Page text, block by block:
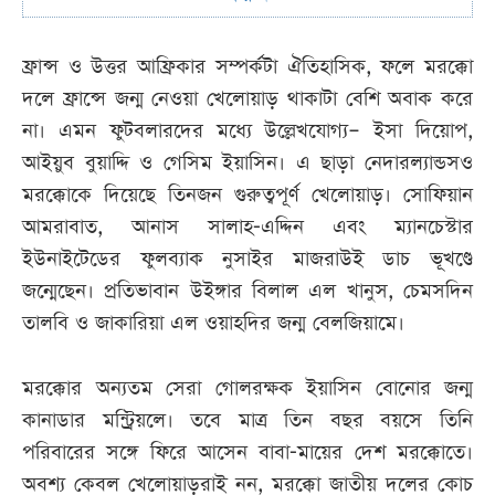
ফ্রান্স ও উত্তর আফ্রিকার সম্পর্কটা ঐতিহাসিক, ফলে মরক্কো
দলে ফ্রান্সে জন্ম নেওয়া খেলোয়াড় থাকাটা বেশি অবাক করে
না। এমন ফুটবলারদের মধ্যে উল্লেখযোগ্য– ইসা দিয়োপ,
আইয়ুব বুয়াদ্দি ও গেসিম ইয়াসিন। এ ছাড়া নেদারল্যান্ডসও
মরক্কোকে দিয়েছে তিনজন গুরুত্বপূর্ণ খেলোয়াড়। সোফিয়ান
আমরাবাত, আনাস সালাহ-এদ্দিন এবং ম্যানচেস্টার
ইউনাইটেডের ফুলব্যাক নুসাইর মাজরাউই ডাচ ভূখণ্ডে
জন্মেছেন। প্রতিভাবান উইঙ্গার বিলাল এল খানুস, চেমসদিন
তালবি ও জাকারিয়া এল ওয়াহদির জন্ম বেলজিয়ামে।
মরক্কোর অন্যতম সেরা গোলরক্ষক ইয়াসিন বোনোর জন্ম
কানাডার মন্ট্রিয়লে। তবে মাত্র তিন বছর বয়সে তিনি
পরিবারের সঙ্গে ফিরে আসেন বাবা-মায়ের দেশ মরক্কোতে।
অবশ্য কেবল খেলোয়াড়রাই নন, মরক্কো জাতীয় দলের কোচ